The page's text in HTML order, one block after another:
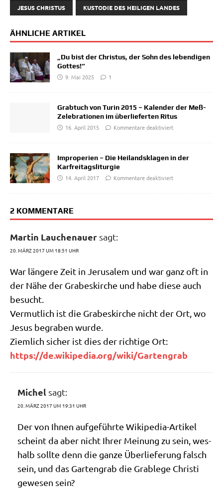
JESUS CHRISTUS KUSTODIE DES HEILIGEN LANDES
ÄHNLICHE ARTIKEL
„Du bist der Christus, der Sohn des lebendigen
Gottes!“
9. Mai 2025
1
Grabtuch von Turin 2015 – Kalender der Meß-
Zelebrationen im überlieferten Ritus
16. April 2015
Kommentare deaktiviert
Improperien – Die Heilandsklagen in der
Karfreitagsliturgie
14. April 2017
Kommentare deaktiviert
2 KOMMENTARE
Martin Lauchenauer sagt:
20. MÄRZ 2017 UM 18:51 UHR
War län­ge­re Zeit in Jeru­sa­lem und war ganz oft in
der Nähe der Gra­bes­kir­che und habe die­se auch
besucht.
Ver­mut­lich ist die Gra­bes­kir­che nicht der Ort, wo
Jesus begra­ben wurde.
Ziem­lich sicher ist dies der rich­ti­ge Ort:
https://​de​.wiki​pe​dia​.org/​w​i​k​i​/​G​a​r​t​e​n​g​rab
Michel sagt:
20. MÄRZ 2017 UM 19:31 UHR
Der von Ihnen auf­ge­führ­te Wiki­pe­dia-Arti­kel
scheint da aber nicht Ihrer Mei­nung zu sein, wes­
halb soll­te denn die gan­ze Über­lie­fe­rung falsch
sein, und das Gar­ten­grab die Grab­le­ge Chri­sti
gewe­sen sein?